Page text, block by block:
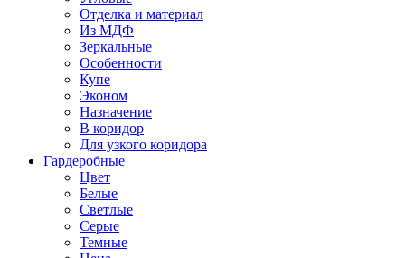
Отделка и материал
Из МДФ
Зеркальные
Особенности
Купе
Эконом
Назначение
В коридор
Для узкого коридора
Гардеробные
Цвет
Белые
Светлые
Серые
Темные